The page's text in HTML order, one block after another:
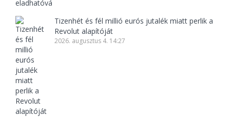
Tizenhét és fél millió eurós jutalék miatt perlik a
Revolut alapítóját
2026. augusztus 4. 14:27